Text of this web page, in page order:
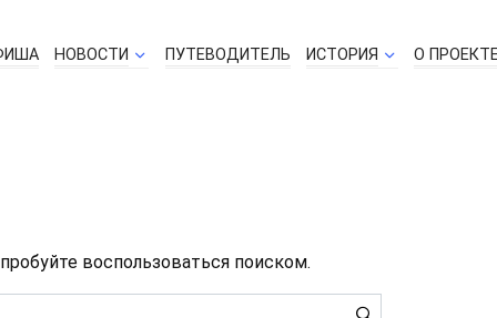
НОВОСТИ ПУТЕВОДИТЕЛЬ ИСТОРИЯ О
воспользоваться поиском.